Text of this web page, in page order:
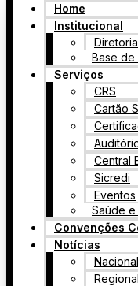
Home
Institucional
Diretoria
Base
Serviços
CRS
Cartão
Central
Sicredi
Eventos
Saúde
Convenções
Notícias
Nacional
Regional